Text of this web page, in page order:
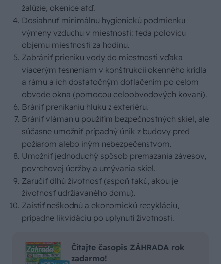
žalúzie, okenice atď.
Dosiahnuť minimálnu hygienickú podmienku
výmeny vzduchu v miestnosti: teda polovicu
objemu miestnosti za hodinu.
Zabrániť prieniku vody do miestnosti vďaka
viacerým tesneniam v konštrukcii okenného krídla
a rámu a ich dostatočným dotlačením po celom
obvode okna (pomocou celoobvodových kovaní).
Brániť prenikaniu hluku z exteriéru.
Brániť vlámaniu použitím bezpečnostných skiel, ale
súčasne umožniť prípadný únik z budovy pred
požiarom alebo iným nebezpečenstvom.
Umožniť jednoduchý spôsob premazania závesov,
povrchovej údržby a umývania skiel.
Zaručiť dlhú životnosť (aspoň takú, akou je
životnosť udržiavaného domu).
Zaistiť neškodnú a ekonomickú recykláciu,
prípadne likvidáciu po uplynutí životnosti.
Čítajte časopis ZÁHRADA rok
zadarmo!